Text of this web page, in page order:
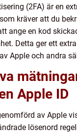
(2FA) är en
kräver att du
ange en kod
Detta ger ett
Apple och andra
Apple ID
av Apple
lösenord